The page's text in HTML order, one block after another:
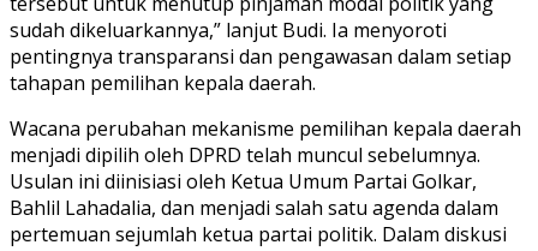
sudah dikeluarkannya,” lanjut Budi. Ia menyoroti
pentingnya transparansi dan pengawasan dalam setiap
tahapan pemilihan kepala daerah.
Wacana perubahan mekanisme pemilihan kepala daerah
menjadi dipilih oleh DPRD telah muncul sebelumnya.
Usulan ini diinisiasi oleh Ketua Umum Partai Golkar,
Bahlil Lahadalia, dan menjadi salah satu agenda dalam
pertemuan sejumlah ketua partai politik. Dalam diskusi